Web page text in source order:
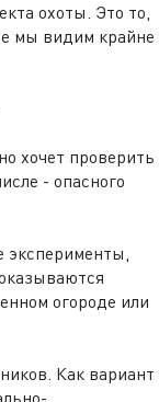
охоты. Это то,
мы видим крайне
хочет проверить
- опасного
эксперименты,
огороде или
Как вариант